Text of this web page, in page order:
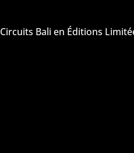
Circuits Bali en Éditions